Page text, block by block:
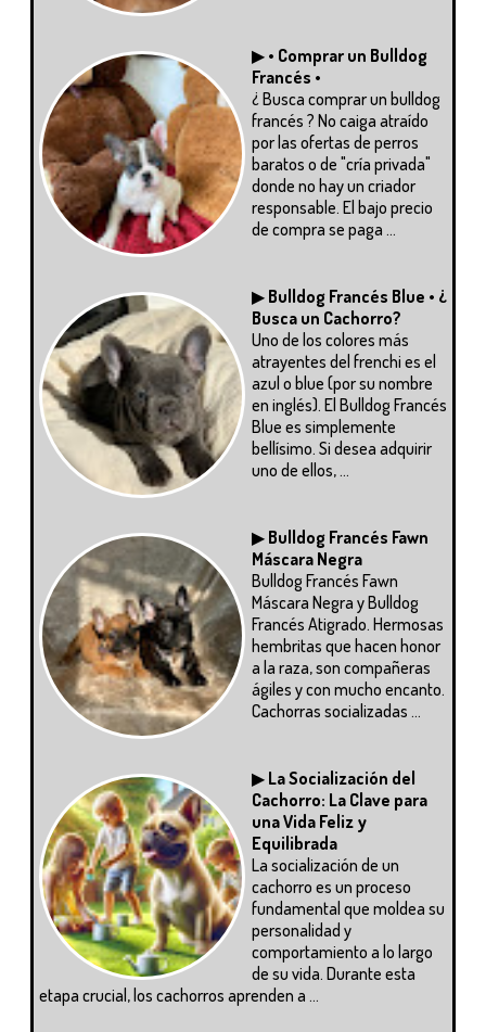
▶ • Comprar un Bulldog
Francés •
¿ Busca comprar un bulldog
francés ? No caiga atraído
por las ofertas de perros
baratos o de "cría privada"
donde no hay un criador
responsable. El bajo precio
de compra se paga ...
▶ Bulldog Francés Blue • ¿
Busca un Cachorro?
Uno de los colores más
atrayentes del frenchi es el
azul o blue (por su nombre
en inglés). El Bulldog Francés
Blue es simplemente
bellísimo. Si desea adquirir
uno de ellos, ...
▶ Bulldog Francés Fawn
Máscara Negra
Bulldog Francés Fawn
Máscara Negra y Bulldog
Francés Atigrado. Hermosas
hembritas que hacen honor
a la raza, son compañeras
ágiles y con mucho encanto.
Cachorras socializadas ...
▶ La Socialización del
Cachorro: La Clave para
una Vida Feliz y
Equilibrada
La socialización de un
cachorro es un proceso
fundamental que moldea su
personalidad y
comportamiento a lo largo
de su vida. Durante esta
etapa crucial, los cachorros aprenden a ...